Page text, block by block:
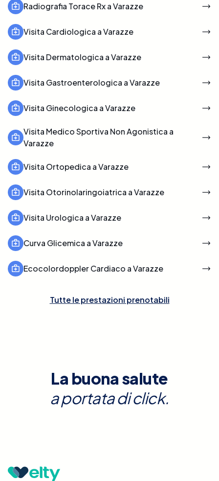
Radiografia Torace Rx a Varazze
Visita Cardiologica a Varazze
Visita Dermatologica a Varazze
Visita Gastroenterologica a Varazze
Visita Ginecologica a Varazze
Visita Medico Sportiva Non Agonistica a
Varazze
Visita Ortopedica a Varazze
Visita Otorinolaringoiatrica a Varazze
Visita Urologica a Varazze
Curva Glicemica a Varazze
Ecocolordoppler Cardiaco a Varazze
Tutte le prestazioni prenotabili
La buona salute
a portata di click.